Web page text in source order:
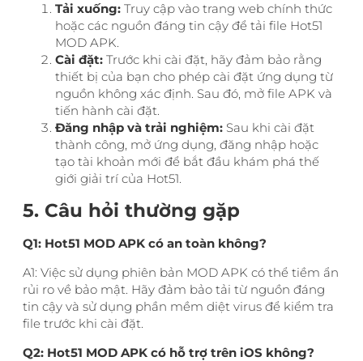
Tải xuống: Truy cập vào trang web chính thức
hoặc các nguồn đáng tin cậy để tải file Hot51
MOD APK.
Cài đặt: Trước khi cài đặt, hãy đảm bảo rằng
thiết bị của bạn cho phép cài đặt ứng dụng từ
nguồn không xác định. Sau đó, mở file APK và
tiến hành cài đặt.
Đăng nhập và trải nghiệm: Sau khi cài đặt
thành công, mở ứng dụng, đăng nhập hoặc
tạo tài khoản mới để bắt đầu khám phá thế
giới giải trí của Hot51.
5. Câu hỏi thường gặp
Q1: Hot51 MOD APK có an toàn không?
A1: Việc sử dụng phiên bản MOD APK có thể tiềm ẩn
rủi ro về bảo mật. Hãy đảm bảo tải từ nguồn đáng
tin cậy và sử dụng phần mềm diệt virus để kiểm tra
file trước khi cài đặt.
Q2: Hot51 MOD APK có hỗ trợ trên iOS không?